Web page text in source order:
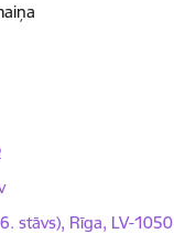
stāvs), Rīga, LV-1050